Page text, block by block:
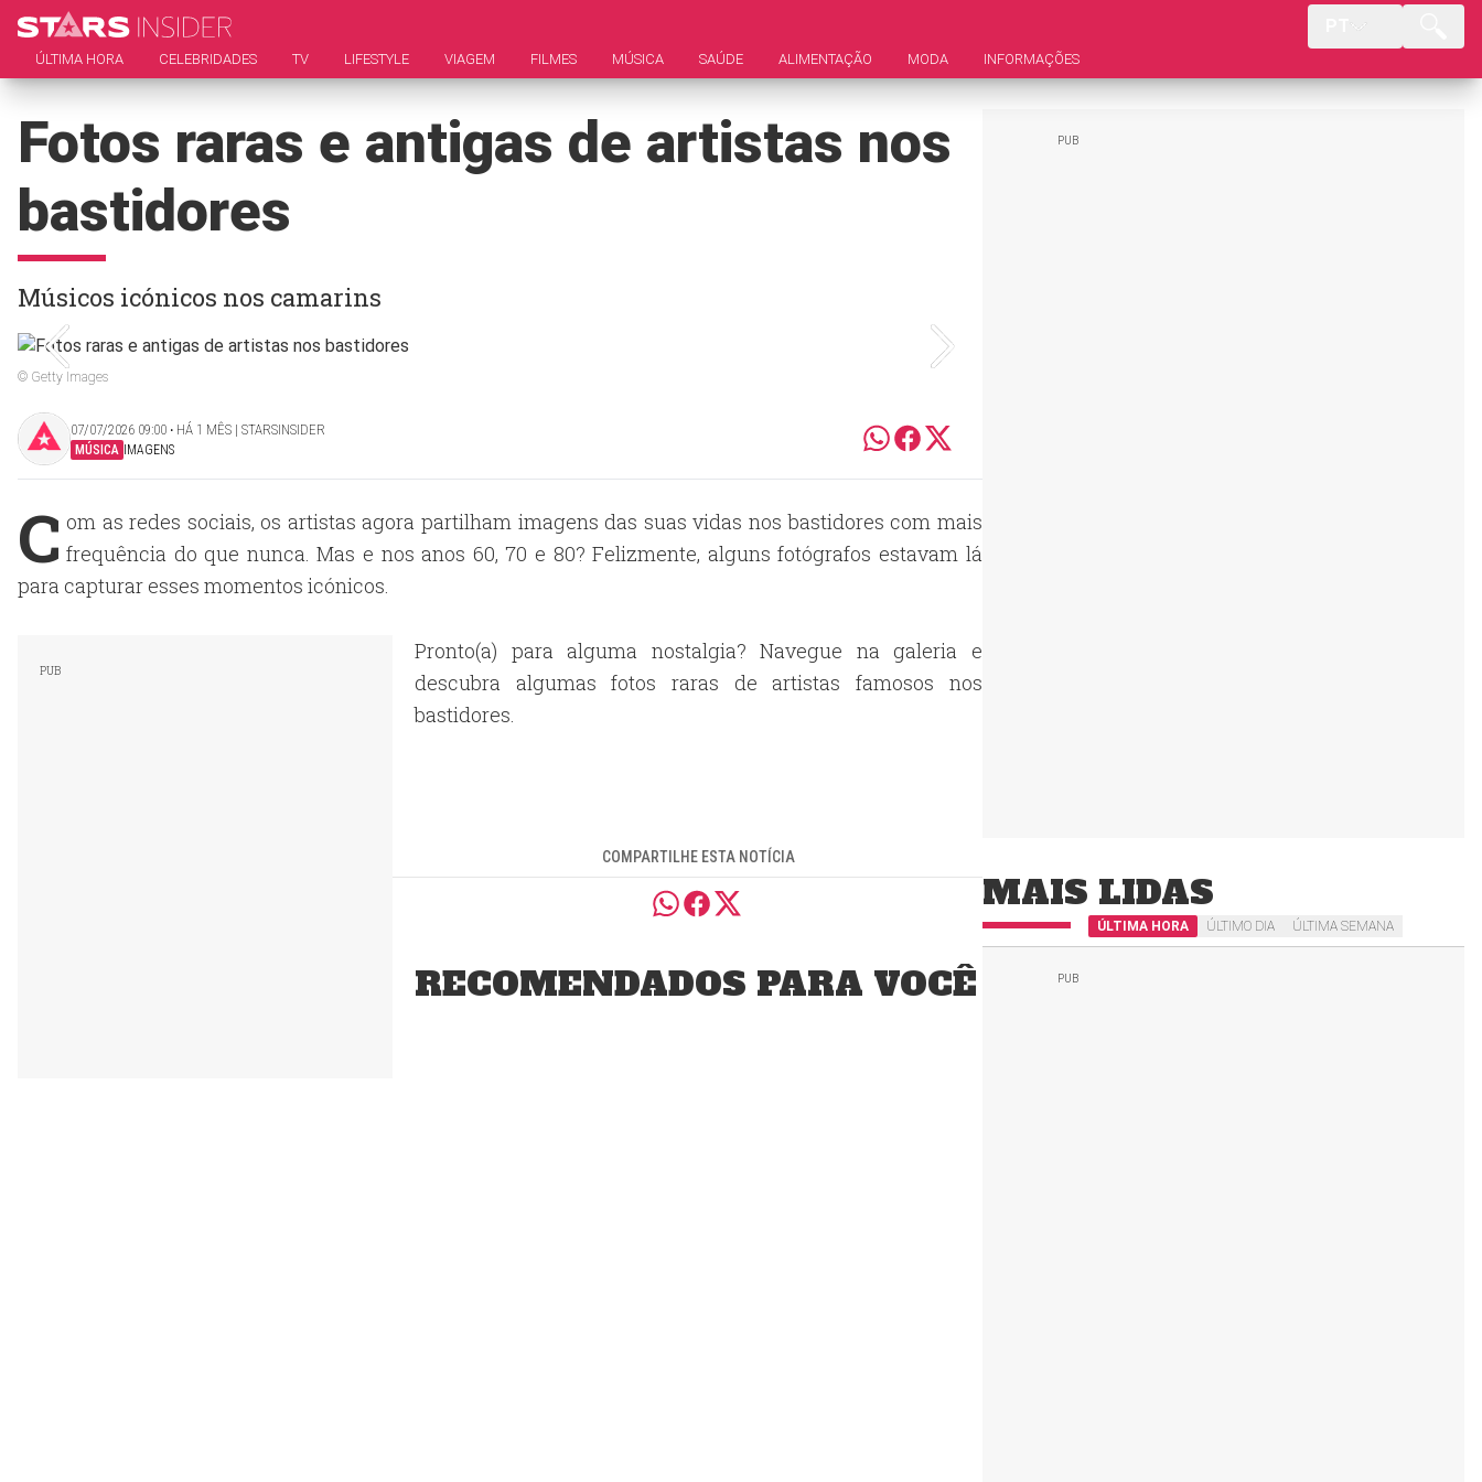
ÚLTIMA HORA CELEBRIDADES TV LIFESTYLE VIAGEM FILMES MÚSICA SAÚDE ALIMENTAÇÃO MODA INFORMAÇÕES
Fotos raras e antigas de artistas nos
bastidores
Músicos icónicos nos camarins
© Getty Images
07/07/2026 09:00 ‧ HÁ 1 MÊS | STARSINSIDER
MÚSICA IMAGENS
C om as redes sociais, os artistas agora partilham imagens das suas vidas nos bastidores com mais
frequência do que nunca. Mas e nos anos 60, 70 e 80? Felizmente, alguns fotógrafos estavam lá
para capturar esses momentos icónicos.
Pronto(a) para alguma nostalgia? Navegue na galeria e
descubra algumas fotos raras de artistas famosos nos
bastidores.
COMPARTILHE ESTA NOTÍCIA
RECOMENDADOS PARA VOCÊ
MAIS LIDAS
ÚLTIMA HORA ÚLTIMO DIA ÚLTIMA SEMANA